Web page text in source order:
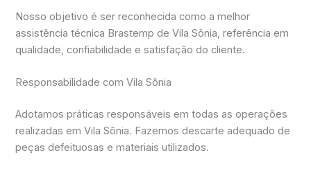
Nosso objetivo é ser reconhecida como a melhor
assistência técnica Brastemp de Vila Sônia, referência em
qualidade, confiabilidade e satisfação do cliente.
Responsabilidade com Vila Sônia
Adotamos práticas responsáveis em todas as operações
realizadas em Vila Sônia. Fazemos descarte adequado de
peças defeituosas e materiais utilizados.